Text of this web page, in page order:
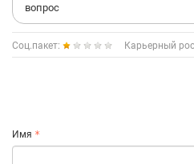
вопрос
Соц.пакет: Карьерный
Имя